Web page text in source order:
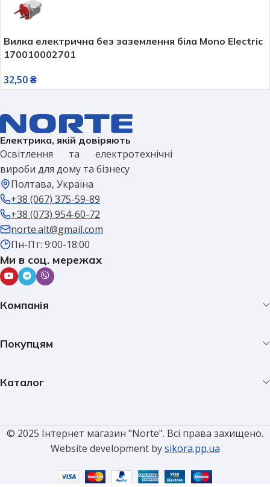
Вилка електрична без заземлення біла Mono Electric
170010002701
32,50₴
Електрика, якій довіряють
Освітлення та електротехнічні
вироби для дому та бізнесу
Полтава, Україна
+38 (067) 375-59-89
+38 (073) 954-60-72
norte.alt@gmail.com
Пн-Пт: 9:00-18:00
Ми в соц. мережах
Компанія
Покупцям
Каталог
© 2025 Інтернет магазин "Norte". Всі права захищено.
Website development bysikora.pp.ua
Вилка